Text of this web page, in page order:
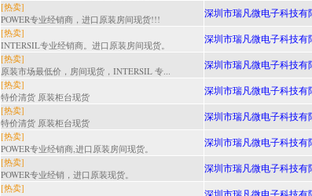
[热卖]
POWER专业经销商，进口原装房间现货!!!
深圳市瑞凡微电子科技有
[热卖]
INTERSIL专业经销商。进口原装房间现货。
深圳市瑞凡微电子科技有
[热卖]
原装市场最低价，房间现货，INTERSIL 专...
深圳市瑞凡微电子科技有
[热卖]
特价清货 原装柜台现货
深圳市瑞凡微电子科技有
[热卖]
特价清货 原装柜台现货
深圳市瑞凡微电子科技有
[热卖]
POWER专业经销商,进口原装房间现货。
深圳市瑞凡微电子科技有
[热卖]
POWER专业经销，进口原装现货。
深圳市瑞凡微电子科技有
[热卖]